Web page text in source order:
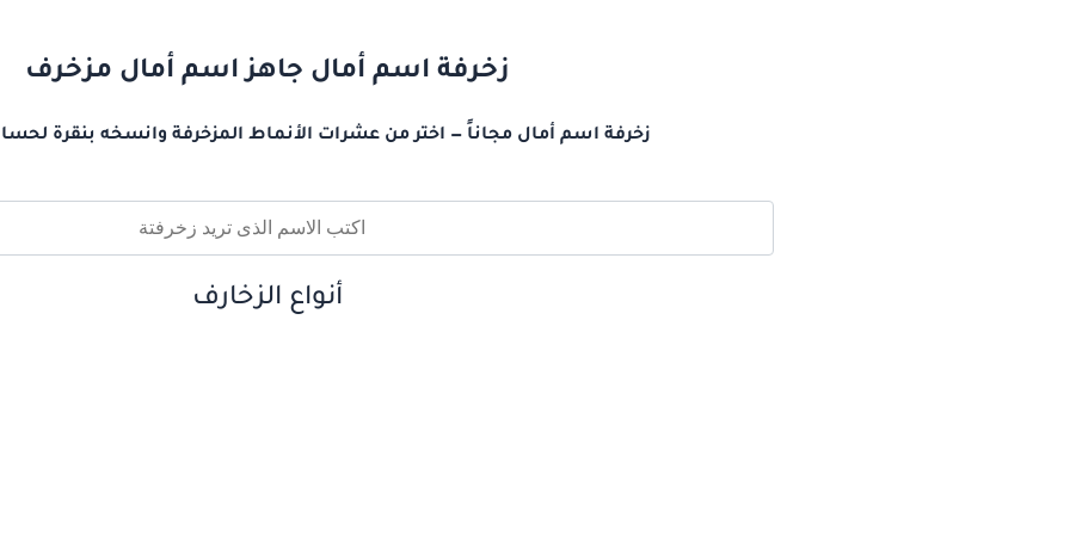
زخرفة اسم أمال جاهز اسم أمال مزخرف
زخرفة اسم أمال مجاناً — اختر من عشرات الأنماط المزخرفة وانسخه بنقرة
أنواع الزخارف